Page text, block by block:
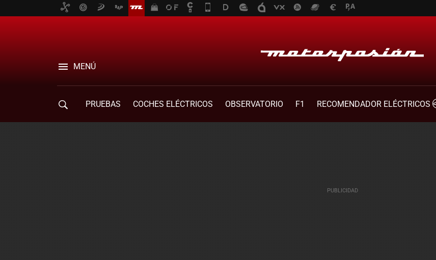
MENÚ
PRUEBAS COCHES ELÉCTRICOS OBSERVATORIO F1
RECOMENDADOR ELÉCTRICOS